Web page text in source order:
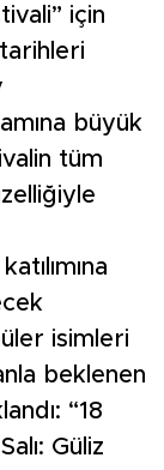
için
tarihleri
büyük
tüm
isimleri
beklenen
“18
Güliz